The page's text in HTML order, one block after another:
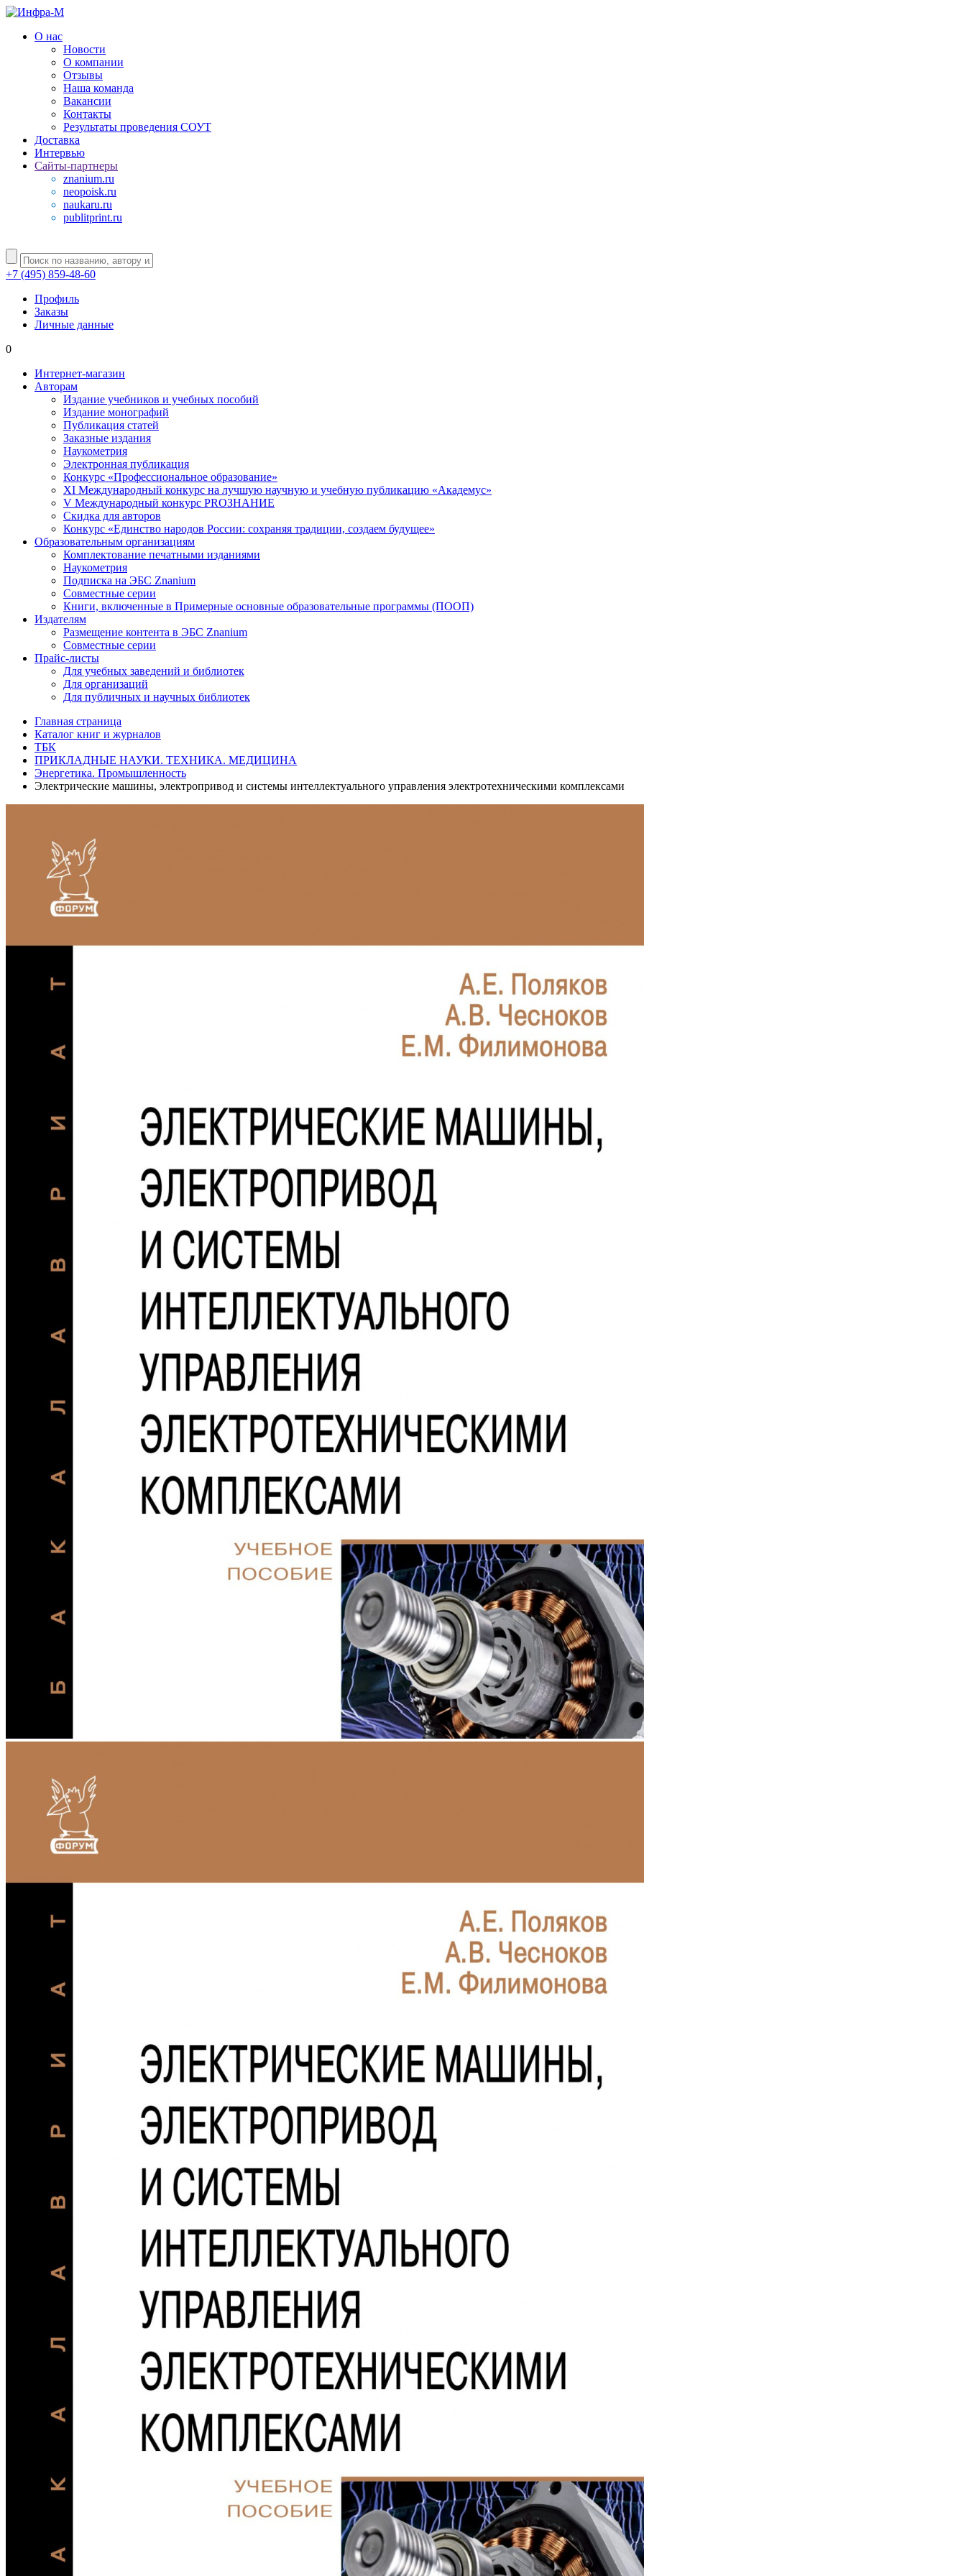
О нас
Новости
О компании
Отзывы
Наша команда
Вакансии
Контакты
Результаты проведения СОУТ
Доставка
Интервью
Сайты-партнеры
znanium.ru
neopoisk.ru
naukaru.ru
publitprint.ru
+7 (495) 859-48-60
Профиль
Заказы
Личные данные
0
Интернет-магазин
Авторам
Издание учебников и учебных пособий
Издание монографий
Публикация статей
Заказные издания
Наукометрия
Электронная публикация
Конкурс «Профессиональное образование»
XI Международный конкурс на лучшую научную и учебную публикацию «Академус»
V Международный конкурс PROЗНАНИЕ
Скидка для авторов
Конкурс «Единство народов России: сохраняя традиции, создаем будущее»
Образовательным организациям
Комплектование печатными изданиями
Наукометрия
Подписка на ЭБС Znanium
Совместные серии
Книги, включенные в Примерные основные образовательные программы (ПООП)
Издателям
Размещение контента в ЭБС Znanium
Совместные серии
Прайс-листы
Для учебных заведений и библиотек
Для организаций
Для публичных и научных библиотек
Главная страница
Каталог книг и журналов
ТБК
ПРИКЛАДНЫЕ НАУКИ. ТЕХНИКА. МЕДИЦИНА
Энергетика. Промышленность
Электрические машины, электропривод и системы интеллектуального управления электротехническими комплексами